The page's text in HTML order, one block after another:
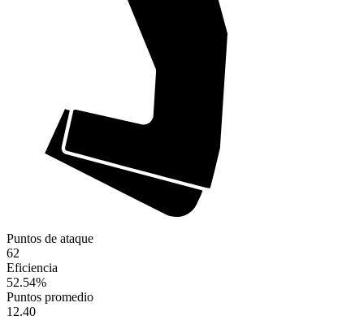
Puntos de ataque
62
Eficiencia
52.54%
Puntos promedio
12.40